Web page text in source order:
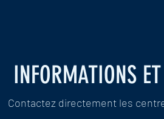
INFORMATIONS
Contactez directement les